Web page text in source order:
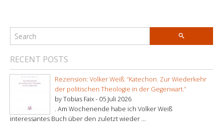
RECENT POSTS
Rezension: Volker Weiß: “Katechon. Zur Wiederkehr
der politischen Theologie in der Gegenwart.”
by Tobias Faix - 05 Juli 2026
. Am Wochenende habe ich Volker Weiß
interessantes Buch über den zuletzt wieder ...